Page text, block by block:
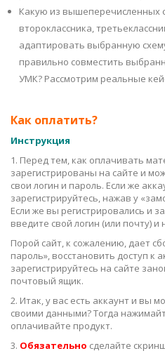
Какую из вышеперечисленных
второклассника,
адаптировать выбранную
правильно совместить
УМК? Рассмотрим реальные
Как оплатить?
Инструкция
1. Перед тем, как оплачивать
зарегистрированы на сайте и
свои логин и пароль. Если же
зарегистрируйтесь, нажав у
Если же вы регистрировались и
введите свой логин (или почту)
Порой сайт, к сожалению, дает
пароль», восстановить доступ к
зарегистрируйтесь на сайте
почтовый ящик.
2. Итак, у вас есть аккаунт и вы
своими данными? Тогда
оплачивайте продукт.
3. Обязательно сделайте